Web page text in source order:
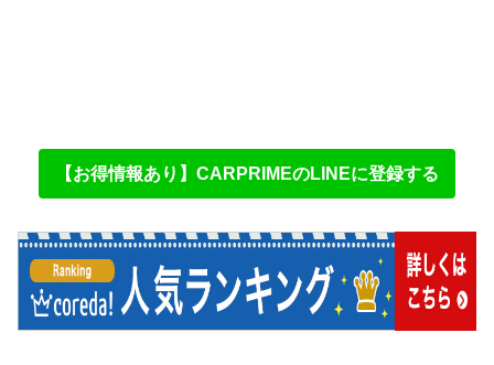
【お得情報あり】CARPRIMEのLINEに登録する